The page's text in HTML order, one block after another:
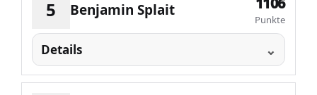
5 Benjamin Splait
Punkte
Details